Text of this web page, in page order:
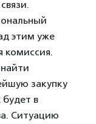
этим уже
комиссия.
закупку
будет в
Ситуацию